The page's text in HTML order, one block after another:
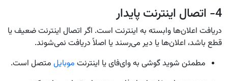
4- اتصال اینترنت پایدار
دریافت اعلان‌ها وابسته به اینترنت است. اگر اتصال اینترنت ضعیف یا
قطع باشد، اعلان‌ها یا دیر می‌رسند یا اصلاً دریافت نمی‌شوند.
مطمئن شوید گوشی به وای‌فای یا اینترنت موبایل متصل است.